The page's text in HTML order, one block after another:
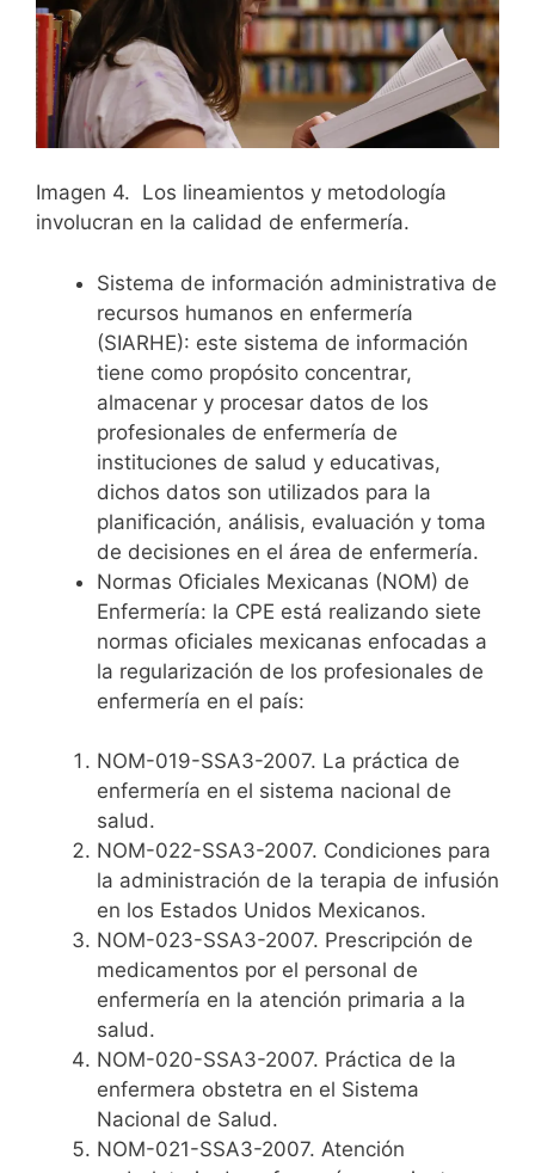
Imagen 4. Los lineamientos y metodología
involucran en la calidad de enfermería.
Sistema de información administrativa de
recursos humanos en enfermería
(SIARHE): este sistema de información
tiene como propósito concentrar,
almacenar y procesar datos de los
profesionales de enfermería de
instituciones de salud y educativas,
dichos datos son utilizados para la
planificación, análisis, evaluación y toma
de decisiones en el área de enfermería.
Normas Oficiales Mexicanas (NOM) de
Enfermería: la CPE está realizando siete
normas oficiales mexicanas enfocadas a
la regularización de los profesionales de
enfermería en el país:
NOM-019-SSA3-2007. La práctica de
enfermería en el sistema nacional de
salud.
NOM-022-SSA3-2007. Condiciones para
la administración de la terapia de infusión
en los Estados Unidos Mexicanos.
NOM-023-SSA3-2007. Prescripción de
medicamentos por el personal de
enfermería en la atención primaria a la
salud.
NOM-020-SSA3-2007. Práctica de la
enfermera obstetra en el Sistema
Nacional de Salud.
NOM-021-SSA3-2007. Atención